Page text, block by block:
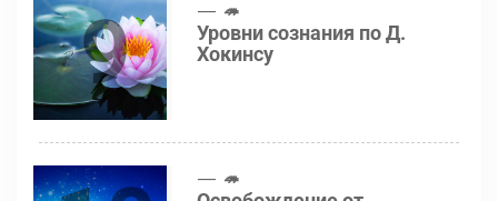
9 🦔
Уровни сознания по Д.
Хокинсу
🦔